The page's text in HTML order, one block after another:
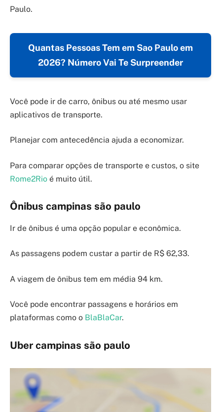
Paulo.
Quantas Pessoas Tem em Sao Paulo em
2026? Número Vai Te Surpreender
Você pode ir de carro, ônibus ou até mesmo usar
aplicativos de transporte.
Planejar com antecedência ajuda a economizar.
Para comparar opções de transporte e custos, o site
Rome2Rio é muito útil.
Ônibus campinas são paulo
Ir de ônibus é uma opção popular e econômica.
As passagens podem custar a partir de R$ 62,33.
A viagem de ônibus tem em média 94 km.
Você pode encontrar passagens e horários em
plataformas como o BlaBlaCar.
Uber campinas são paulo